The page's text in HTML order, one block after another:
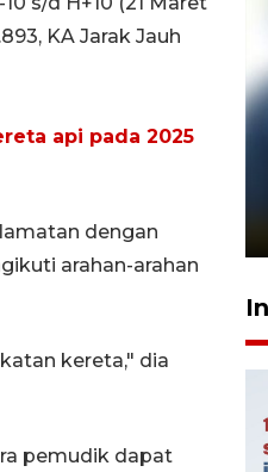
KA Jarak Jauh
api pada 2025
dengan
arahan-arahan
kereta," dia
pemudik dapat